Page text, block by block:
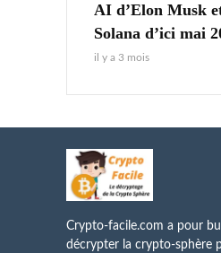
AI d’Elon Musk
Solana d’ici mai
il y a 3 mois
Crypto-facile.com a pour
décrypter la crypto-sphère